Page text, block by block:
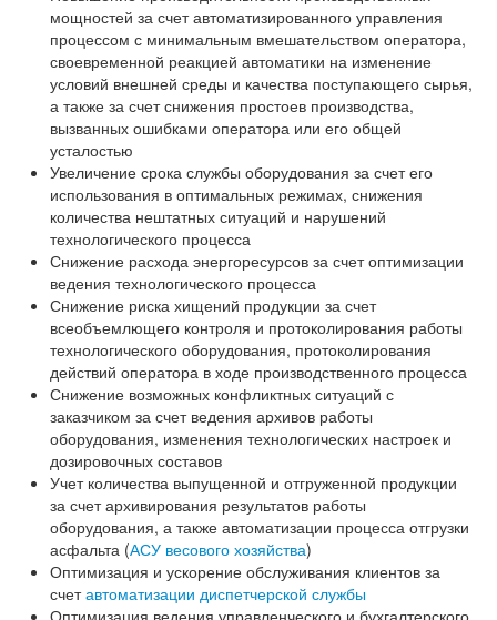
мощностей за счет автоматизированного управления
процессом с минимальным вмешательством оператора,
своевременной реакцией автоматики на изменение
условий внешней среды и качества поступающего сырья,
а также за счет снижения простоев производства,
вызванных ошибками оператора или его общей
усталостью
Увеличение срока службы оборудования за счет его
использования в оптимальных режимах, снижения
количества нештатных ситуаций и нарушений
технологического процесса
Снижение расхода энергоресурсов за счет оптимизации
ведения технологического процесса
Снижение риска хищений продукции за счет
всеобъемлющего контроля и протоколирования работы
технологического оборудования, протоколирования
действий оператора в ходе производственного процесса
Снижение возможных конфликтных ситуаций с
заказчиком за счет ведения архивов работы
оборудования, изменения технологических настроек и
дозировочных составов
Учет количества выпущенной и отгруженной продукции
за счет архивирования результатов работы
оборудования, а также автоматизации процесса отгрузки
асфальта (АСУ весового хозяйства)
Оптимизация и ускорение обслуживания клиентов за
счетавтоматизации диспетчерской службы
Оптимизация ведения управленческого и бухгалтерского